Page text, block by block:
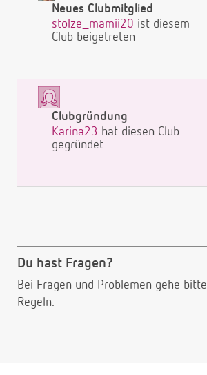
Neues Clubmitglied
stolze_mamii20 ist diesem
Club beigetreten
Clubgründung
Karina23 hat diesen Club
gegründet
Du hast Fragen?
Bei Fragen und Problemen gehe bitte
Regeln.